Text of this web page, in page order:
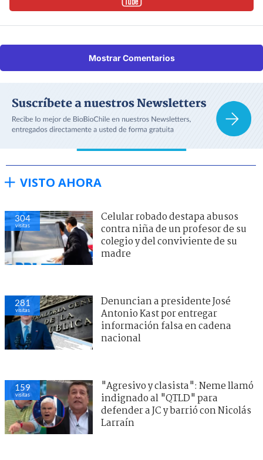
Mostrar Comentarios
VISTO AHORA
304
visitas
Celular robado destapa abusos
contra niña de un profesor de su
colegio y del conviviente de su
madre
281
visitas
Denuncian a presidente José
Antonio Kast por entregar
información falsa en cadena
nacional
159
visitas
"Agresivo y clasista": Neme llamó
indignado al "QTLD" para
defender a JC y barrió con Nicolás
Larraín